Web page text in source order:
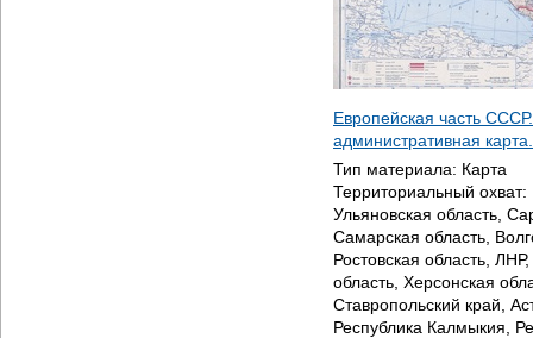
Европейская часть
административная
Тип материала: Карта
Территориальный охват:
Ульяновская область,
Самарская область,
Ростовская область,
область, Херсонская
Ставропольский край,
Республика Калмыкия,